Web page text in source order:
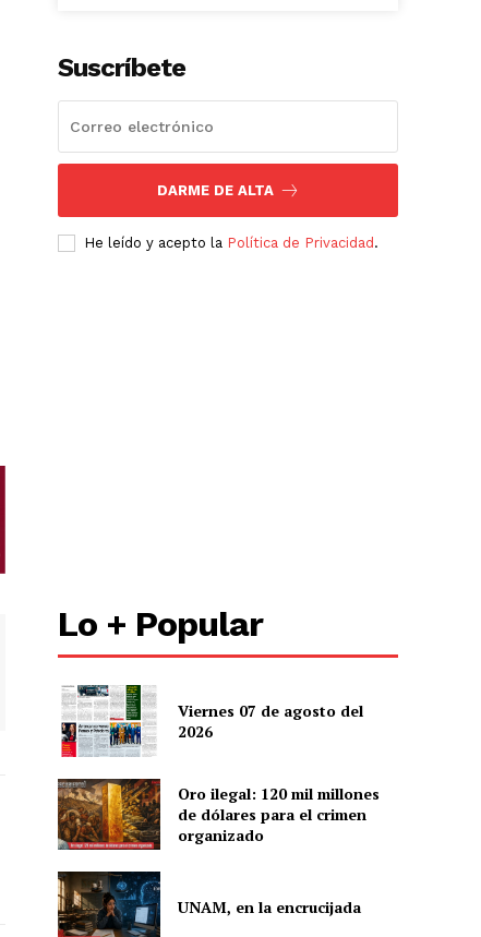
Suscríbete
DARME DE ALTA
He leído y acepto la Política de Privacidad .
Lo + Popular
Viernes 07 de agosto del
2026
Oro ilegal: 120 mil millones
de dólares para el crimen
organizado
UNAM, en la encrucijada